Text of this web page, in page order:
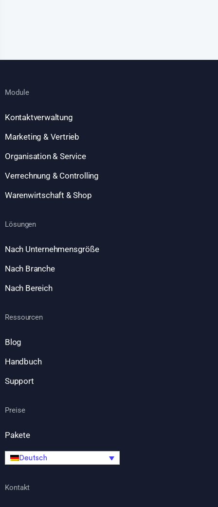
Module
Kontaktverwaltung
Marketing & Vertrieb
Organisation & Service
Verrechnung & Controlling
Warenwirtschaft & Shop
Lösungen
Nach Unternehmensgröße
Nach Branche
Nach Bereich
Ressourcen
Blog
Handbuch
Support
Preise
Pakete
Deutsch
Kontakt